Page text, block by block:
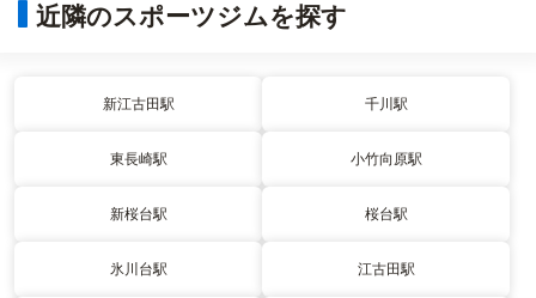
近隣のスポーツジムを探す
新江古田駅 千川駅
東長崎駅 小竹向原駅
新桜台駅 桜台駅
氷川台駅 江古田駅